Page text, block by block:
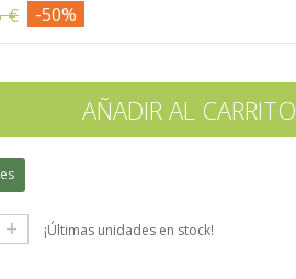
€ -50%
AÑADIR AL CARRITO
+ ¡Últimas unidades en stock!